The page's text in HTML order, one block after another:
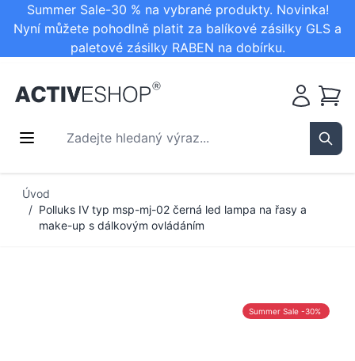
Summer Sale-30 % na vybrané produkty. Novinka!
Nyní můžete pohodlně platit za balíkové zásilky GLS a
paletové zásilky RABEN na dobírku.
Zadejte hledaný výraz...
Košík
Úvod
/ Polluks IV typ msp-mj-02 černá led lampa na řasy a
make-up s dálkovým ovládáním
Summer Sale -30%